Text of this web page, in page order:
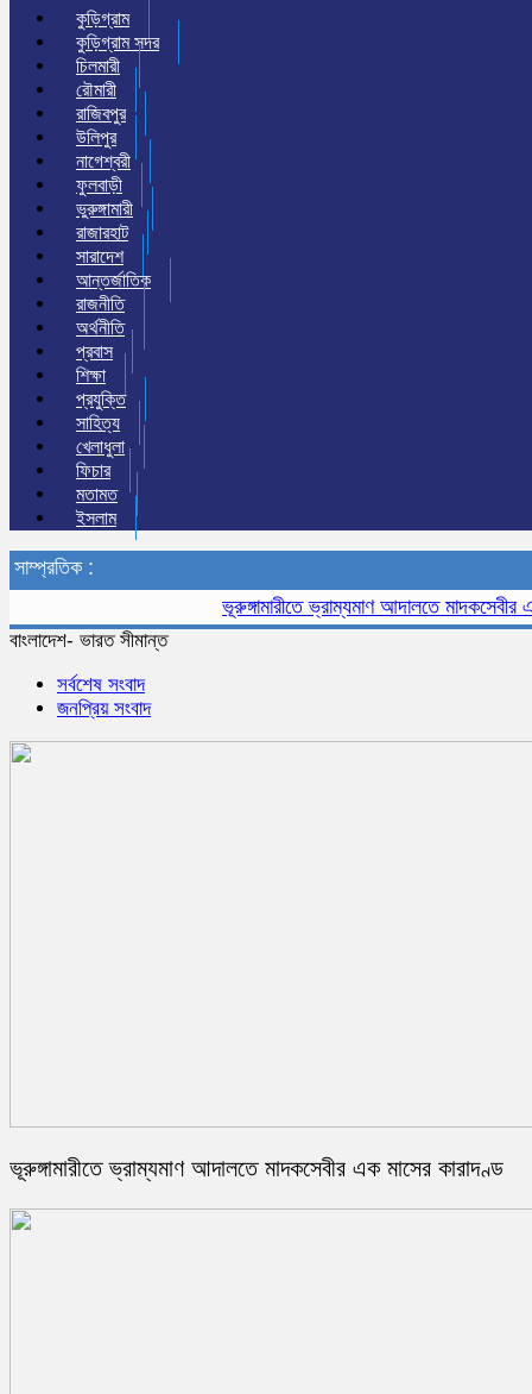
কুড়িগ্রাম
কুড়িগ্রাম সদর
চিলমারী
রৌমারী
রাজিবপুর
উলিপুর
নাগেশ্বরী
ফুলবাড়ী
ভুরুঙ্গামারী
রাজারহাট
সারাদেশ
আন্তর্জাতিক
রাজনীতি
অর্থনীতি
প্রবাস
শিক্ষা
প্রযুক্তি
সাহিত্য
খেলাধুলা
ফিচার
মতামত
ইসলাম
সাম্প্রতিক :
ভূরুঙ্গামারীতে ভ্রাম্যমাণ আদালতে মাদকসেবীর এক
বাংলাদেশ- ভারত সীমান্ত
সর্বশেষ সংবাদ
জনপ্রিয় সংবাদ
ভূরুঙ্গামারীতে ভ্রাম্যমাণ আদালতে মাদকসেবীর এক মাসের কারাদণ্ড